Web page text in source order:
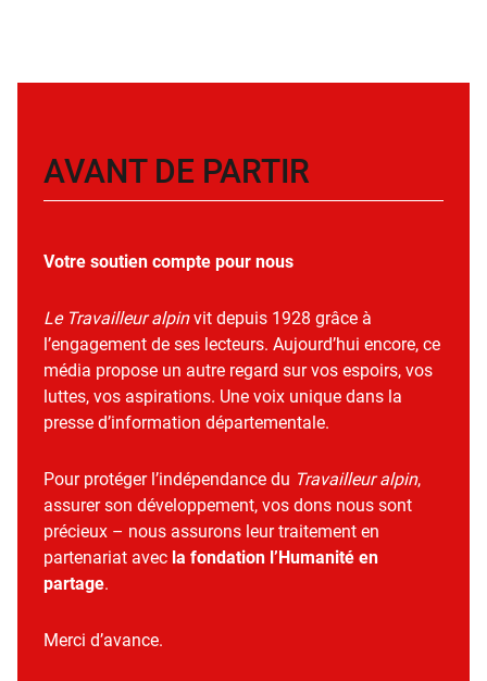
AVANT DE PARTIR
Votre soutien compte pour nous
Le Travailleur alpinvit depuis 1928 grâce à
l’engagement de ses lecteurs. Aujourd’hui encore, ce
média propose un autre regard sur vos espoirs, vos
luttes, vos aspirations. Une voix unique dans la
presse d’information départementale.
Pour protéger l’indépendance du Travailleur alpin,
assurer son développement, vos dons nous sont
précieux – nous assurons leur traitement en
partenariat avec la fondation l’Humanité en
partage.
Merci d’avance.